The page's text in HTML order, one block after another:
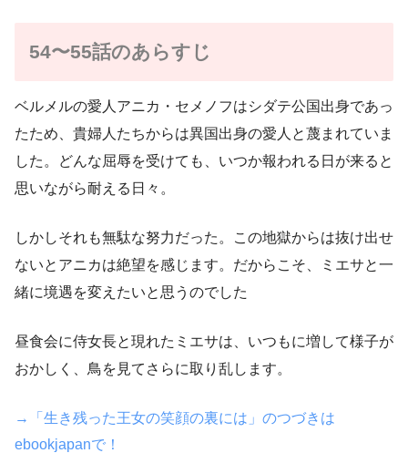
54〜55話のあらすじ
ベルメルの愛人アニカ・セメノフはシダテ公国出身であっ
たため、貴婦人たちからは異国出身の愛人と蔑まれていま
した。どんな屈辱を受けても、いつか報われる日が来ると
思いながら耐える日々。
しかしそれも無駄な努力だった。この地獄からは抜け出せ
ないとアニカは絶望を感じます。だからこそ、ミエサと一
緒に境遇を変えたいと思うのでした
昼食会に侍女長と現れたミエサは、いつもに増して様子が
おかしく、鳥を見てさらに取り乱します。
→「生き残った王女の笑顔の裏には」のつづきは
ebookjapanで！